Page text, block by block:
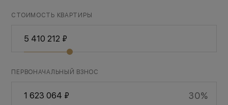
СТОИМОСТЬ КВАРТИРЫ
ПЕРВОНАЧАЛЬНЫЙ ВЗНОС
30%